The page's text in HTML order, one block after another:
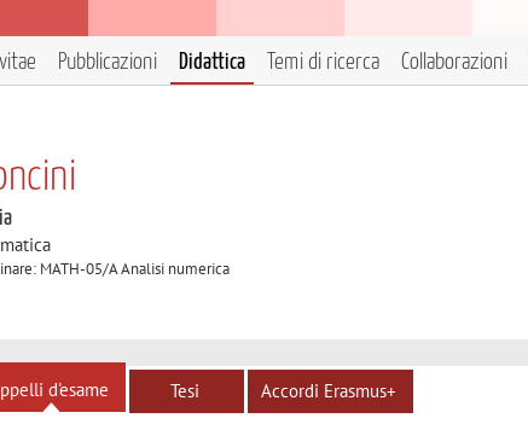
Pubblicazioni Didattica Temi di ricerca Collaborazioni
MATH-05/A Analisi numerica
d'esame Tesi Accordi Erasmus+